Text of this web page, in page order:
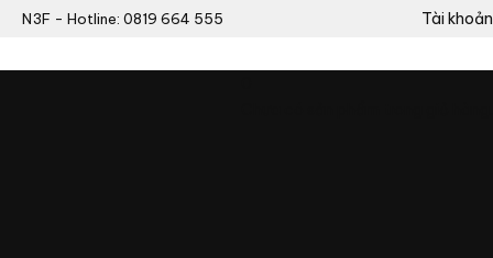
N3F - Hotline: 0819 664 555 Tài khoản